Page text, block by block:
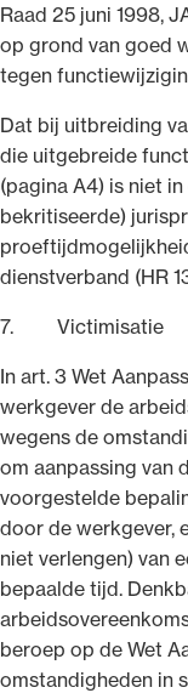
Raad 25 juni 1998,
op grond van goed
tegen
Dat bij uitbreiding
die uitgebreide
(pagina A4) is niet
bekritiseerde)
dienstverband (HR
7. Victimisatie
In art. 3 Wet
werkgever de
wegens de
om aanpassing van
voorgestelde
door de werkgever,
niet verlengen) van
bepaalde tijd.
beroep op de Wet
omstandigheden in